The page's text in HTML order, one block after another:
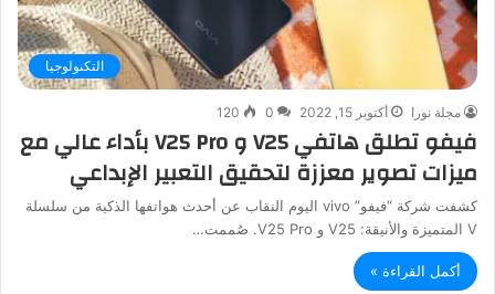
التكنولوجيا
مجلة نورا أكتوبر 15, 2022 0
120
فيفو تطلق هاتفي V25 و V25 Pro بأداء عالي مع
ميزات تصوير معززة لتحقيق التعبير الإبداعي
كشفت شركة “فيفو” vivo اليوم النقاب عن أحدث هواتفها الذكية من سلسلة
V المتميزة والأنيقة: V25 و V25 Pro. صُممت…
أكمل القراءة »